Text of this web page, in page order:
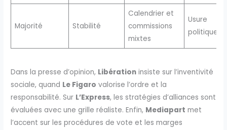
Majorité Stabilité
Calendrier et
commissions
mixtes
Usure
politique
Dans la presse d’opinion, Libération insiste sur l’inventivité
sociale, quand Le Figaro valorise l’ordre et la
responsabilité. Sur L’Express, les stratégies d’alliances sont
évaluées avec une grille réaliste. Enfin, Mediapart met
l’accent sur les procédures de vote et les marges